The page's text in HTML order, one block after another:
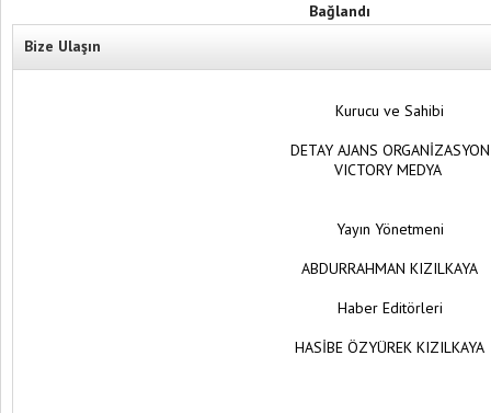
Bağlandı
Bize Ulaşın
Kurucu ve Sahibi
DETAY AJANS ORGANİZASYON
VICTORY MEDYA
Yayın Yönetmeni
ABDURRAHMAN KIZILKAYA
Haber Editörleri
HASİBE ÖZYÜREK KIZILKAYA
Yeni Yüzüyle Hizmete Hazırlanıyor